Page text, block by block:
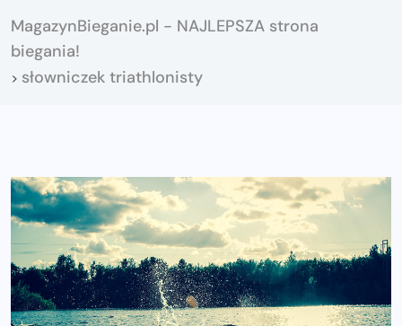
MagazynBieganie.pl - NAJLEPSZA strona
biegania!
> słowniczek triathlonisty